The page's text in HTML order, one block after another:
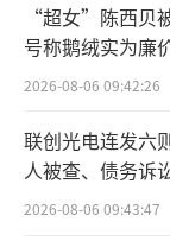
有媒体
槛，至少是
到3.9亿元）
“超女”陈西贝
号称鹅绒实为廉
百万元
2026-08-06 09:42:26
联创光电连发六
人被查、债务诉
所曾出具“保留
2026-08-06 09:43:47